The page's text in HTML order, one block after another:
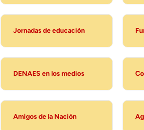
Jornadas de educación
DENAES en los medios
Amigos de la Nación